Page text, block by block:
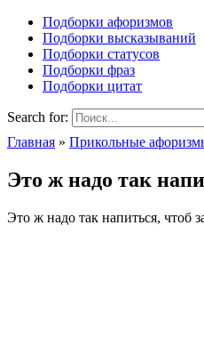
Подборки афоризмов
Подборки высказываний
Подборки статусов
Подборки фраз
Подборки цитат
Search for:
Главная » Прикольные
Это ж надо так
Это ж надо так напиться, чтоб